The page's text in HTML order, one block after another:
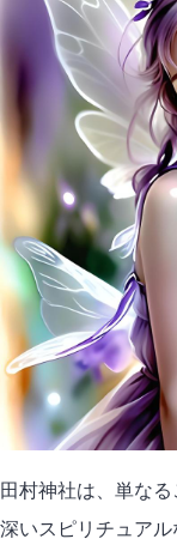
田村神社は、単な
深いスピリチュアル